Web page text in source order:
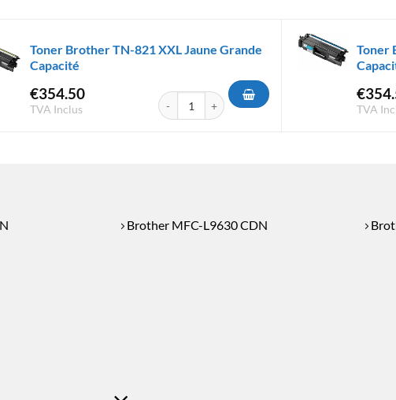
Black Grande Capacité
Toner Brother TN-821 XXL Jaune Grande
Capacité
€354.50
TVA Inclus
quantité de Toner Brother TN-821 XXL Jaune
Toner
€
TVA
Brother MFC-L9630 CDN